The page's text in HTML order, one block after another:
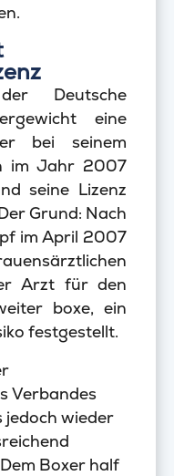
Deutsche
eine
bei seinem
im Jahr 2007
seine Lizenz
Grund: Nach
im April 2007
Arzt für den
boxe, ein
festgestellt.
Verbandes
jedoch wieder
Boxer half